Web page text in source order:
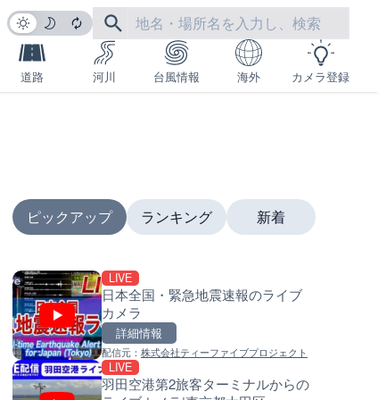
道路 河川 台風情報 海外 カメラ登録
ピックアップ
LIVE
日本全国・緊急地震速報のライブ
カメラ
詳細情報
配信元： 株式会社ティーファイブプロジェクト
LIVE
羽田空港第2旅客ターミナルからの
ランキング
いたみ花火大会のライブカメ
配信元：いたみ花火大会ライブ配信用
柏尾川 元町橋のライブカメラ|
新着
南出川水門付近のライブカメ
配信元：日高町役場
比井川水門付近から比井崎海